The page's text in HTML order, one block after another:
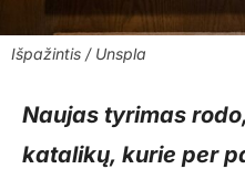
Išpažintis / Unspla
Naujas tyrimas
katalikų, kurie per